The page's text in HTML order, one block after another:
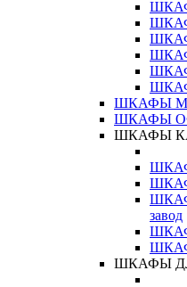
ШКАФЫ
ШКАФЫ
ШКАФЫ
завод
ШКАФЫ